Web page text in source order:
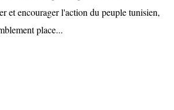
et encourager l'action du peuple tunisien,
place...